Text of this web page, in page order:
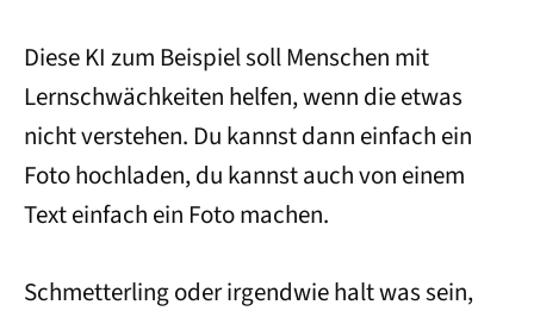
Diese KI zum Beispiel soll Menschen mit
Lernschwächkeiten helfen, wenn die etwas
nicht verstehen. Du kannst dann einfach ein
Foto hochladen, du kannst auch von einem
Text einfach ein Foto machen.
Schmetterling oder irgendwie halt was sein,